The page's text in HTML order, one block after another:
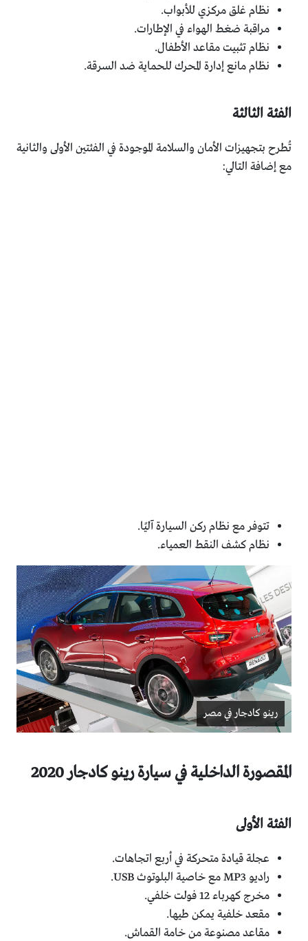
نظام غلق مركزي للأبواب.
مراقبة ضغط الهواء في الإطارات.
نظام تثبيت مقاعد الأطفال.
نظام مانع إدارة المحرك للحماية ضد السرقة.
الفئة الثالثة
تُطرح بتجهيزات الأمان والسلامة الموجودة في الفئتين الأولى والثانية
مع إضافة التالي:
تتوفر مع نظام ركن السيارة آليًا.
نظام كشف النقط العمياء.
رينو كادجار في مصر
المقصورة الداخلية في سيارة رينو كادجار 2020
الفئة الأولى
عجلة قيادة متحركة في أربع اتجاهات.
راديو MP3 مع خاصية البلوتوث USB.
مخرج كهرباء 12 فولت خلفي.
مقعد خلفية يمكن طيها.
مقاعد مصنوعة من خامة القماش.